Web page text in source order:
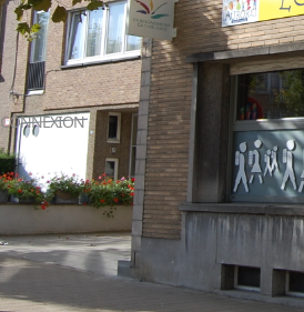
CONNEXION